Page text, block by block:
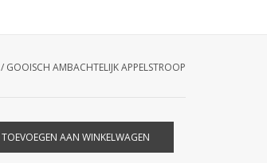
/ GOOISCH AMBACHTELIJK APPELSTROOP
TOEVOEGEN AAN WINKELWAGEN